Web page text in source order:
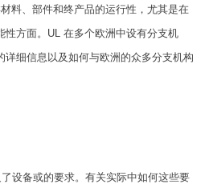
料、部件和终产品的运行性，尤其是在
性方面。UL 在多个欧洲中设有分支机
详细信息以及如何与欧洲的众多分支机构
设备或的要求。有关实际中如何这些要